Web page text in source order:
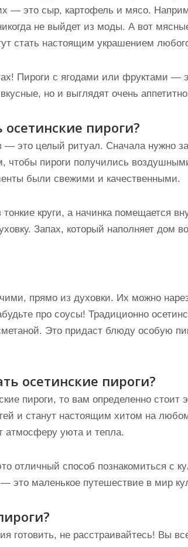
— это сыр, картофель и мясо.
не выйдет из моды. А вот
стать настоящим украшением
Пироги с ягодами или фруктами —
но и выглядят очень
пироги?
— это целый ритуал. Сначала нужно
чтобы пироги получились
были свежими и качественными.
круги, а начинка помещается
Запах, который наполняет дом
прямо из духовки. Их можно
про соусы! Традиционно
Это придаст блюду особую
осетинские пироги?
пироги, то вам определенно стоит
и станут настоящим хитом на
атмосферу уюта и тепла.
отличный способ познакомиться с
маленькое путешествие в мир
готовить, не расстраивайтесь! Вы